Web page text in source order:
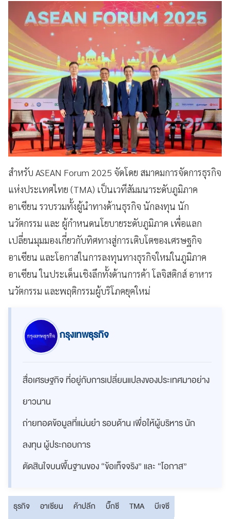
สำหรับ ASEAN Forum 2025 จัดโดย สมาคมการจัดการธุรกิจ
แห่งประเทศไทย (TMA) เป็นเวทีสัมมนาระดับภูมิภาค
อาเซียน รวบรวมทั้งผู้นำทางด้านธุรกิจ นักลงทุน นัก
นวัตกรรม และ ผู้กำหนดนโยบายระดับภูมิภาค เพื่อแลก
เปลี่ยนมุมมองเกี่ยวกับทิศทางสู่การเติบโตของเศรษฐกิจ
อาเซียน และโอกาสในการลงทุนทางธุรกิจใหม่ในภูมิภาค
อาเซียน ในประเด็นเชิงลึกทั้งด้านการค้า โลจิสติกส์ อาหาร
นวัตกรรม และพฤติกรรมผู้บริโภคยุคใหม่
กรุงเทพธุรกิจ
สื่อเศรษฐกิจ ที่อยู่กับการเปลี่ยนแปลงของประเทศมาอย่าง
ยาวนาน
ถ่ายทอดข้อมูลที่แม่นยำ รอบด้าน เพื่อให้ผู้บริหาร นัก
ลงทุน ผู้ประกอบการ
ตัดสินใจบนพื้นฐานของ “ข้อเท็จจริง” และ “โอกาส”
ธุรกิจ อาเซียน ค้าปลีก บิ๊กซี TMA
บีเจซี